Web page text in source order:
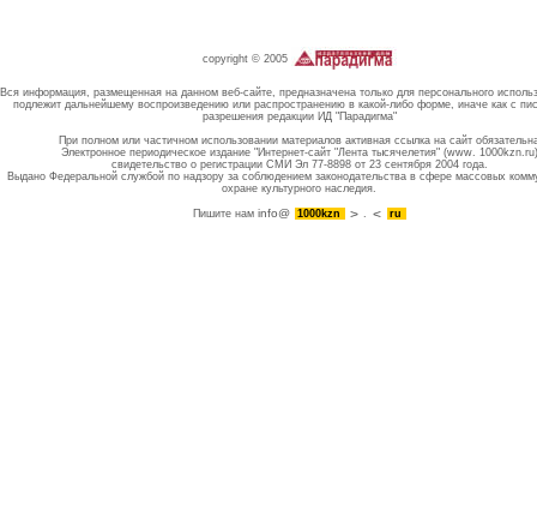
copyright © 2005
Вся информация, размещенная на данном веб-сайте, предназначена только для персонального
подлежит дальнейшему воспроизведению или распространению в какой-либо форме, иначе как с
разрешения редакции ИД "Парадигма"
При полном или частичном использовании материалов активная ссылка на сайт
Электронное периодическое издание "Интернет-сайт "Лента тысячелетия" (www. 1000kzn.ru)
свидетельство о регистрации СМИ Эл 77-8898 от 23 сентября 2004 года.
Выдано Федеральной службой по надзору за соблюдением законодательства в сфере массовых
охране культурного наследия.
Пишите намinfo@ 1000kzn . ru